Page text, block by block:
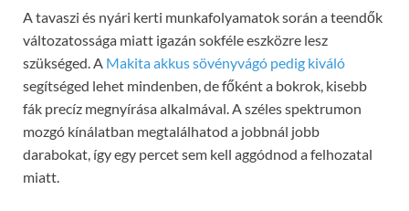
A tavaszi és nyári kerti munkafolyamatok során a teendők
változatossága miatt igazán sokféle eszközre lesz
szükséged. A Makita akkus sövényvágó pedig kiváló
segítséged lehet mindenben, de főként a bokrok, kisebb
fák precíz megnyírása alkalmával. A széles spektrumon
mozgó kínálatban megtalálhatod a jobbnál jobb
darabokat, így egy percet sem kell aggódnod a felhozatal
miatt.